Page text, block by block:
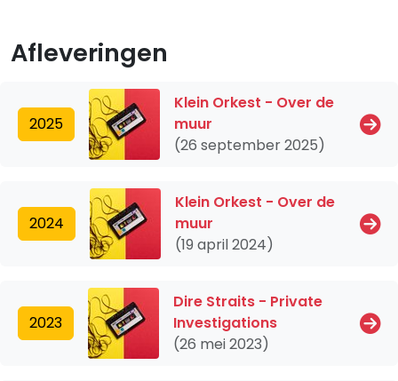
Afleveringen
2025
Klein Orkest - Over de
muur
(26 september 2025)
2024
Klein Orkest - Over de
muur
(19 april 2024)
2023
Dire Straits - Private
Investigations
(26 mei 2023)